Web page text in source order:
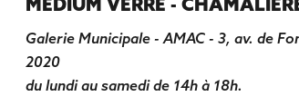
Galerie Municipale - AMAC - 3, av. de
2020
du lundi au samedi de 14h à 18h.